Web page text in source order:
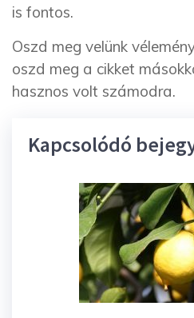
is fontos.
Oszd meg velünk
oszd meg a cikket
hasznos volt számodra.
Kapcsolódó